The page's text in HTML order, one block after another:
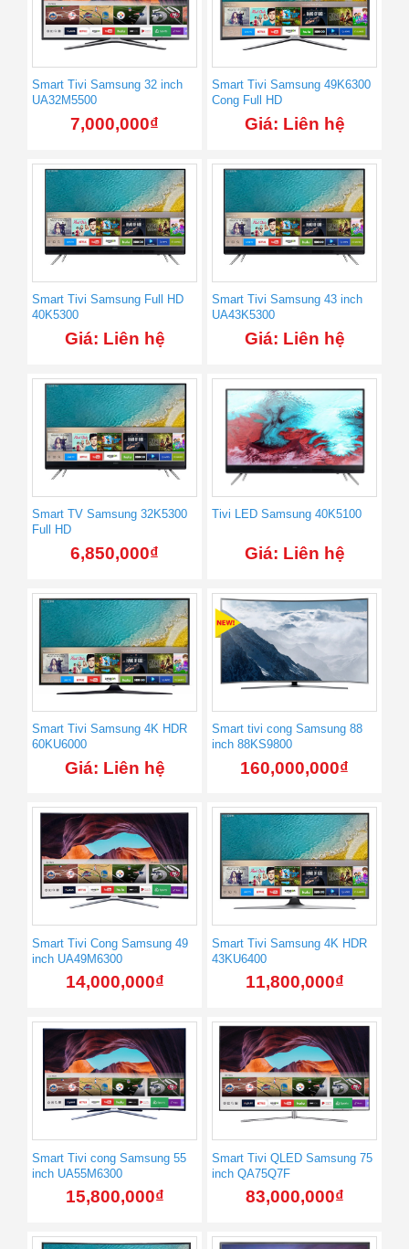
Smart Tivi Samsung 32 inch
UA32M5500
7,000,000₫
Smart Tivi Samsung 49K6300
Cong Full HD
Giá: Liên hệ
Smart Tivi Samsung Full HD
40K5300
Giá: Liên hệ
Smart Tivi Samsung 43 inch
UA43K5300
Giá: Liên hệ
Smart TV Samsung 32K5300
Full HD
6,850,000₫
Tivi LED Samsung 40K5100
Giá: Liên hệ
Smart Tivi Samsung 4K HDR
60KU6000
Giá: Liên hệ
Smart tivi cong Samsung 88
inch 88KS9800
160,000,000₫
Smart Tivi Cong Samsung 49
inch UA49M6300
14,000,000₫
Smart Tivi Samsung 4K HDR
43KU6400
11,800,000₫
Smart Tivi cong Samsung 55
inch UA55M6300
15,800,000₫
Smart Tivi QLED Samsung 75
inch QA75Q7F
83,000,000₫